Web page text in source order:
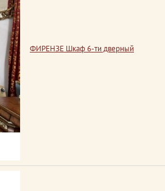
ФИРЕНЗЕ Шкаф 6-ти дверный